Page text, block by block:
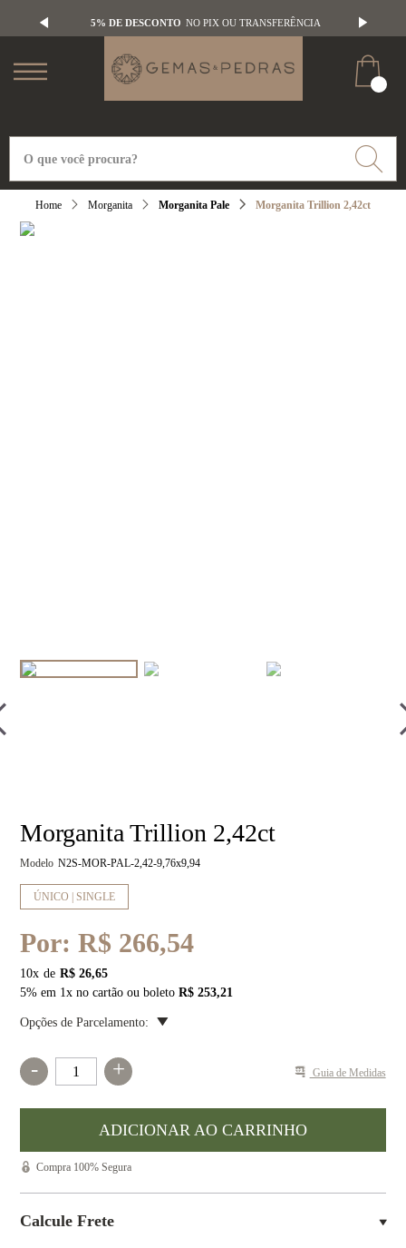
5% DE DESCONTO NO PIX OU TRANSFERÊNCIA
Morganita Morganita Pale Morganita Trillion 2,42ct
Morganita Trillion 2,42ct
Modelo N2S-MOR-PAL-2,42-9,76x9,94
ÚNICO | SINGLE
Por:R$ 266,54
10x
R$ 26,65
5% em 1x no cartão ou boletoR$ 253,21
Opções de Parcelamento:
- + Guia de Medidas
Compra 100% Segura
Calcule Frete